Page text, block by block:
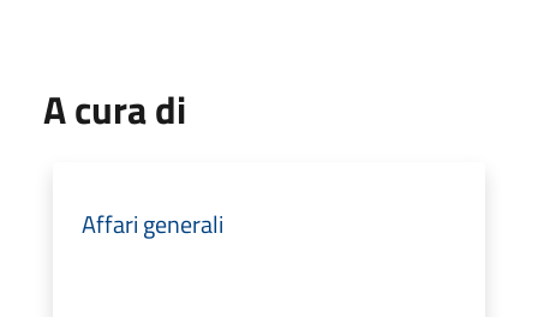
A cura di
Affari generali